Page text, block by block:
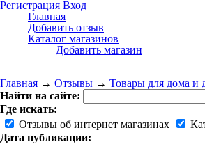
Регистрация Вход
Главная
Добавить отзыв
Каталог магазинов
Добавить магазин
Главная → Отзывы → Товары для дома и
Найти на сайте:
Где искать:
Отзывы об интернет магазинах
Дата публикации: